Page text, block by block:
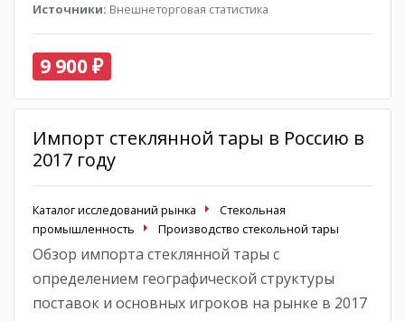
Источники: Внешнеторговая статистика
9 900 ₽
Импорт стеклянной тары в Россию в
2017 году
Каталог исследований рынка
Стекольная
промышленность
Производство стекольной тары
Обзор импорта стеклянной тары с
определением географической структуры
поставок и основных игроков на рынке в 2017